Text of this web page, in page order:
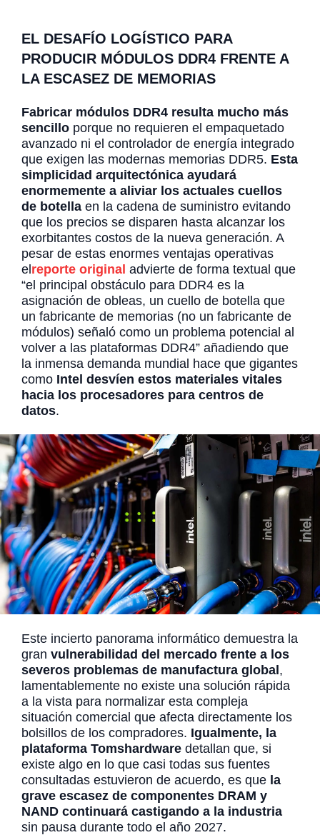
EL DESAFÍO LOGÍSTICO PARA
PRODUCIR MÓDULOS DDR4 FRENTE A
LA ESCASEZ DE MEMORIAS
Fabricar módulos DDR4 resulta mucho más
sencillo porque no requieren el empaquetado
avanzado ni el controlador de energía integrado
que exigen las modernas memorias DDR5. Esta
simplicidad arquitectónica ayudará
enormemente a aliviar los actuales cuellos
de botella en la cadena de suministro evitando
que los precios se disparen hasta alcanzar los
exorbitantes costos de la nueva generación. A
pesar de estas enormes ventajas operativas
el reporte original advierte de forma textual que
“el principal obstáculo para DDR4 es la
asignación de obleas, un cuello de botella que
un fabricante de memorias (no un fabricante de
módulos) señaló como un problema potencial al
volver a las plataformas DDR4” añadiendo que
la inmensa demanda mundial hace que gigantes
como Intel desvíen estos materiales vitales
hacia los procesadores para centros de
datos.
Este incierto panorama informático demuestra la
gran vulnerabilidad del mercado frente a los
severos problemas de manufactura global,
lamentablemente no existe una solución rápida
a la vista para normalizar esta compleja
situación comercial que afecta directamente los
bolsillos de los compradores. Igualmente, la
plataforma Tomshardware detallan que, si
existe algo en lo que casi todas sus fuentes
consultadas estuvieron de acuerdo, es que la
grave escasez de componentes DRAM y
NAND continuará castigando a la industria
sin pausa durante todo el año 2027.